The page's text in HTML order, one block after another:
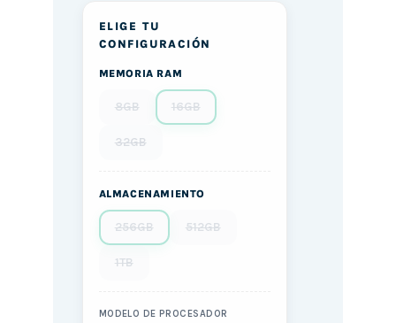
ELIGE TU
CONFIGURACIÓN
MEMORIA RAM
8GB 16GB
32GB
ALMACENAMIENTO
256GB 512GB
1TB
MODELO DE PROCESADOR